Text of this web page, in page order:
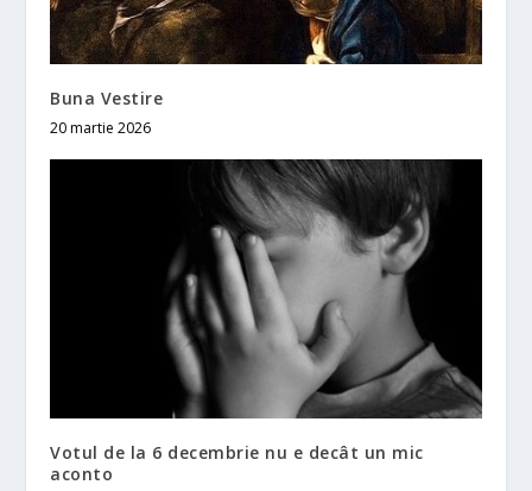
Buna Vestire
20 martie 2026
Votul de la 6 decembrie nu e decât un mic
aconto